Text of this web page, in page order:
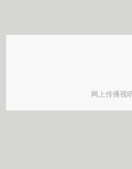
网上传播视